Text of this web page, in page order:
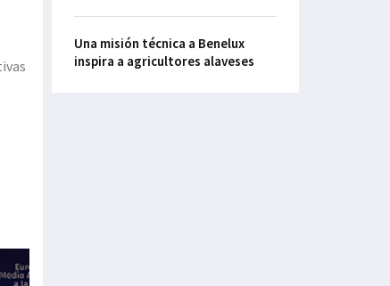
Una misión técnica a Benelux
inspira a agricultores alaveses